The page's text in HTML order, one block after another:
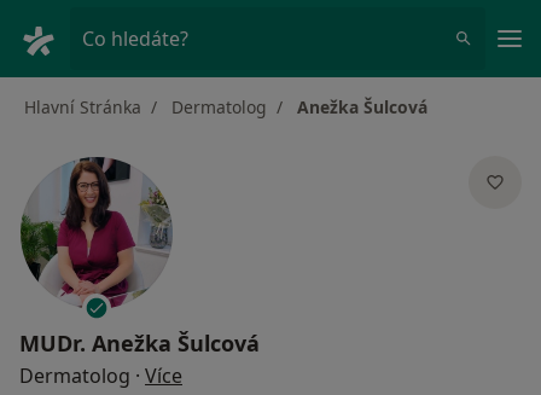
Co hledáte?
Hlavní Stránka Dermatolog Anežka Šulcová
MUDr. Anežka Šulcová
Dermatolog · Více